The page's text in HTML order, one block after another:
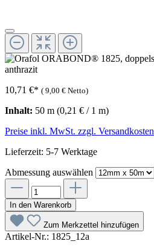
10,71 €* ( 9,00 € Netto)
Inhalt: 50 m (0,21 € / 1 m)
Preise inkl. MwSt. zzgl. Versandkosten
Lieferzeit: 5-7 Werktage
Abmessung auswählen
In den Warenkorb
Zum Merkzettel hinzufügen
Artikel-Nr.: 1825_12a